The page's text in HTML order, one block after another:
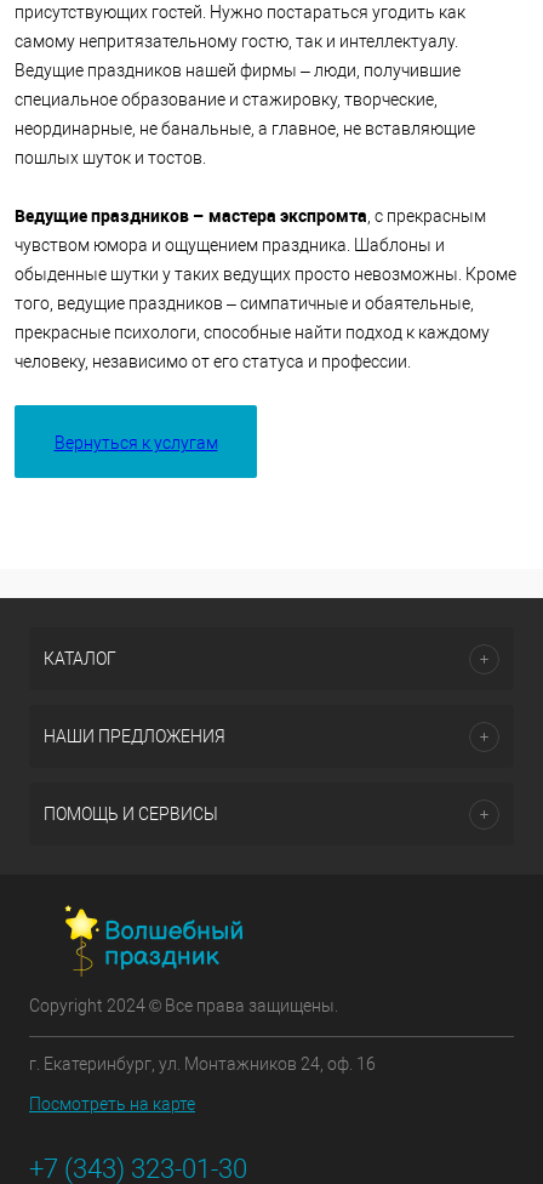
присутствующих гостей. Нужно постараться угодить как
самому непритязательному гостю, так и интеллектуалу.
Ведущие праздников нашей фирмы – люди, получившие
специальное образование и стажировку, творческие,
неординарные, не банальные, а главное, не вставляющие
пошлых шуток и тостов.
Ведущие праздников – мастера экспромта , с прекрасным
чувством юмора и ощущением праздника. Шаблоны и
обыденные шутки у таких ведущих просто невозможны. Кроме
того, ведущие праздников – симпатичные и обаятельные,
прекрасные психологи, способные найти подход к каждому
человеку, независимо от его статуса и профессии.
Вернуться к услугам
КАТАЛОГ
НАШИ ПРЕДЛОЖЕНИЯ
ПОМОЩЬ И СЕРВИСЫ
Copyright 2024 © Все права защищены.
г. Екатеринбург, ул. Монтажников 24, оф. 16
Посмотреть на карте
+7 (343) 323-01-30